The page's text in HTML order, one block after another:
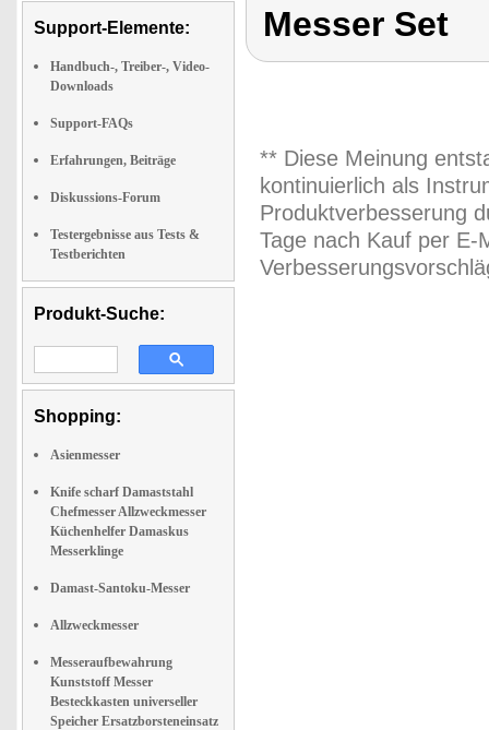
Support-Elemente:
Handbuch-, Treiber-, Video-
Downloads
Support-FAQs
Erfahrungen, Beiträge
Diskussions-Forum
Testergebnisse aus Tests &
Testberichten
Produkt-Suche:
Shopping:
Asienmesser
Knife scharf Damaststahl
Chefmesser Allzweckmesser
Küchenhelfer Damaskus
Messerklinge
Damast-Santoku-Messer
Allzweckmesser
Messeraufbewahrung
Kunststoff Messer
Besteckkasten universeller
Speicher Ersatzborsteneinsatz
Messer Set
** Diese Meinung
kontinuierlich als
Produktverbesserung
Tage nach Kauf per E-